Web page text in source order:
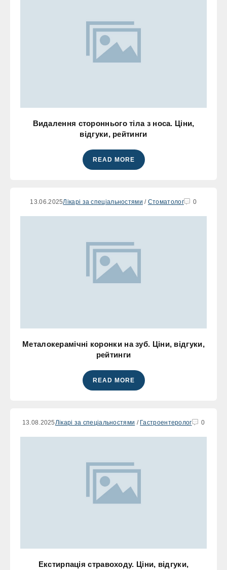
Видалення стороннього тіла з носа. Ціни,
відгуки, рейтинги
READ MORE
13.06.2025Лікарі за спеціальностями / Стоматолог 0
Металокерамічні коронки на зуб. Ціни, відгуки,
рейтинги
READ MORE
13.08.2025 Лікарі за спеціальностями / Гастроентеролог 0
Екстирпація стравоходу. Ціни, відгуки,